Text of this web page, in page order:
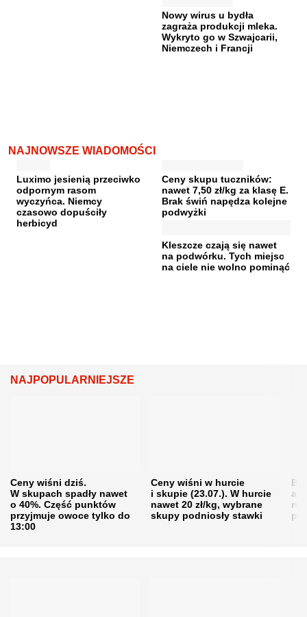
Nowy wirus u bydła
zagraża produkcji mleka.
Wykryto go w Szwajcarii,
Niemczech i Francji
NAJNOWSZE WIADOMOŚCI
Luximo jesienią przeciwko
odpornym rasom
wyczyńca. Niemcy
czasowo dopuściły
herbicyd
Ceny skupu tuczników:
nawet 7,50 zł/kg za klasę E.
Brak świń napędza kolejne
podwyżki
Kleszcze czają się nawet
na podwórku. Tych miejsc
na ciele nie wolno pominąć
NAJPOPULARNIEJSZE
Ceny wiśni dziś.
W skupach spadły nawet
o 40%. Część punktów
przyjmuje owoce tylko do
13:00
Ceny wiśni w hurcie
i skupie (23.07.). W hurcie
nawet 20 zł/kg, wybrane
skupy podniosły stawki